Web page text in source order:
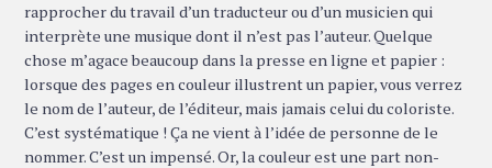
rapprocher du travail d’un traducteur ou d’un musicien qui
interprète une musique dont il n’est pas l’auteur. Quelque
chose m’agace beaucoup dans la presse en ligne et papier :
lorsque des pages en couleur illustrent un papier, vous verrez
le nom de l’auteur, de l’éditeur, mais jamais celui du coloriste.
C’est systématique ! Ça ne vient à l’idée de personne de le
nommer. C’est un impensé. Or, la couleur est une part non-